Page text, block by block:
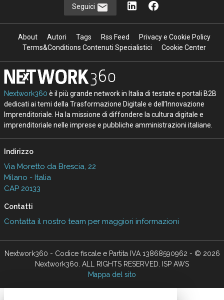
Seguici
About Autori Tags Rss Feed
Privacy e Cookie Policy
Terms&Conditions Contenuti Specialistici
Cookie Center
Nextwork360 è il più grande network in Italia di testate e portali B2B
dedicati ai temi della Trasformazione Digitale e dell’Innovazione
Imprenditoriale. Ha la missione di diffondere la cultura digitale e
imprenditoriale nelle imprese e pubbliche amministrazioni italiane.
Indirizzo
Via Moretto da Brescia, 22
Milano - Italia
CAP 20133
Contatti
Contatta il nostro team per maggiori informazioni
Nextwork360 - Codice fiscale e Partita IVA 13868590962 - © 2026
Nextwork360. ALL RIGHTS RESERVED. ISP AWS
Mappa del sito